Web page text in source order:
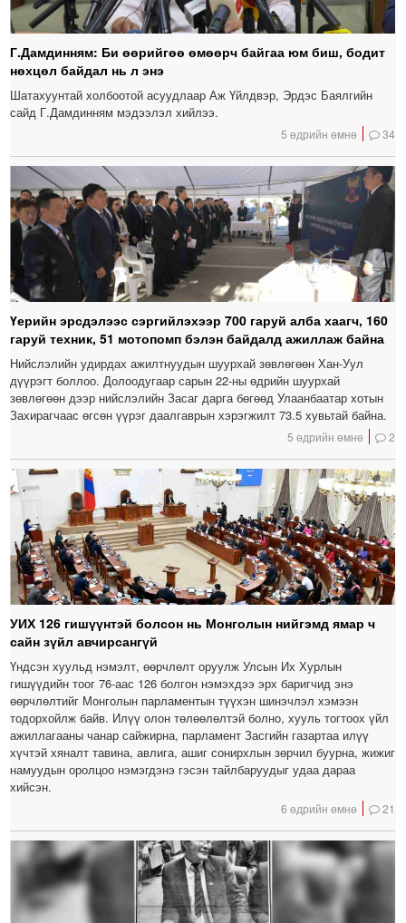
Г.Дамдинням: Би өөрийгөө өмөөрч байгаа юм биш, бодит
нөхцөл байдал нь л энэ
Шатахуунтай холбоотой асуудлаар Аж Үйлдвэр, Эрдэс Баялгийн
сайд Г.Дамдинням мэдээлэл хийлээ.
5 өдрийн өмнө 34
Үерийн эрсдэлээс сэргийлэхээр 700 гаруй алба хаагч, 160
гаруй техник, 51 мотопомп бэлэн байдалд ажиллаж байна
Нийслэлийн удирдах ажилтнуудын шуурхай зөвлөгөөн Хан-Уул
дүүрэгт боллоо. Долоодугаар сарын 22-ны өдрийн шуурхай
зөвлөгөөн дээр нийслэлийн Засаг дарга бөгөөд Улаанбаатар хотын
Захирагчаас өгсөн үүрэг даалгаврын хэрэгжилт 73.5 хувьтай байна.
5 өдрийн өмнө 2
УИХ 126 гишүүнтэй болсон нь Монголын нийгэмд ямар ч
сайн зүйл авчирсангүй
Үндсэн хуульд нэмэлт, өөрчлөлт оруулж Улсын Их Хурлын
гишүүдийн тоог 76-аас 126 болгон нэмэхдээ эрх баригчид энэ
өөрчлөлтийг Монголын парламентын түүхэн шинэчлэл хэмээн
тодорхойлж байв. Илүү олон төлөөлөлтэй болно, хууль тогтоох үйл
ажиллагааны чанар сайжирна, парламент Засгийн газартаа илүү
хүчтэй хяналт тавина, авлига, ашиг сонирхлын зөрчил буурна, жижиг
намуудын оролцоо нэмэгдэнэ гэсэн тайлбаруудыг удаа дараа
хийсэн.
6 өдрийн өмнө 21